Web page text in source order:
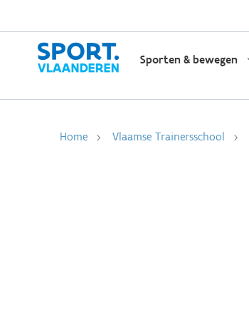
Sporten & bewegen
Home Vlaamse Trainersschool